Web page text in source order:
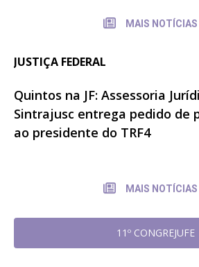
MAIS NOTÍCIAS
JUSTIÇA FEDERAL
Quintos na JF: Assessoria
Sintrajusc entrega pedido de
ao presidente do TRF4
MAIS NOTÍCIAS
11º CONGREJUFE